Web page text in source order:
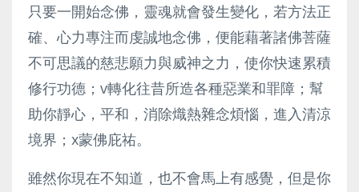
只要一開始念佛，靈魂就會發生變化，若方法正
確、心力專注而虔誠地念佛，便能藉著諸佛菩薩
不可思議的慈悲願力與威神之力，使你快速累積
修行功德；v轉化往昔所造各種惡業和罪障；幫
助你靜心，平和，消除熾熱雜念煩惱，進入清涼
境界；x蒙佛庇祐。
雖然你現在不知道，也不會馬上有感覺，但是你